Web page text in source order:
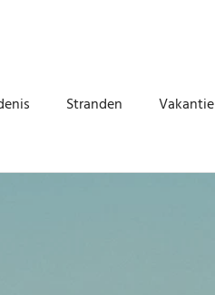
Stranden Vakantie